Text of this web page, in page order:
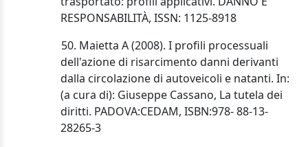
RESPONSABILITÀ, ISSN: 1125-8918
50. Maietta A (2008). I profili processuali
dell'azione di risarcimento danni derivanti
dalla circolazione di autoveicoli e natanti. In:
(a cura di): Giuseppe Cassano, La tutela dei
diritti. PADOVA:CEDAM, ISBN:978- 88-13-
28265-3